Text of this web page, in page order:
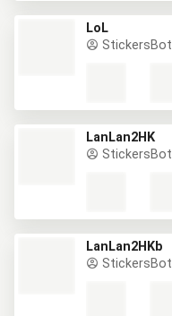
LoL
StickersBot
LanLan2HK
StickersBot
LanLan2HKb
StickersBot